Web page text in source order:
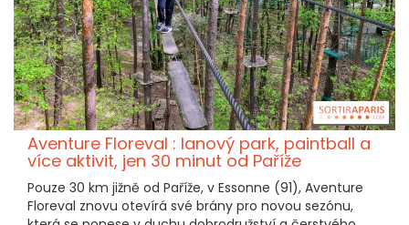
Aventure Floreval : lanový park, paintball a
více aktivit, jen 30 minut od Paříže
Pouze 30 km jižně od Paříže, v Essonne (91), Aventure
Floreval znovu otevírá své brány pro novou sezónu,